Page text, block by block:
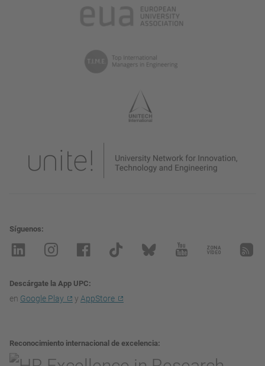
Síguenos
Descárgate la App UPC
en Google Play y AppStore
Reconocimiento internacional de excelencia